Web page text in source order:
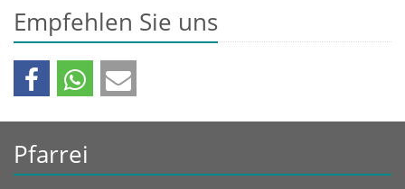
Empfehlen Sie uns
Pfarrei